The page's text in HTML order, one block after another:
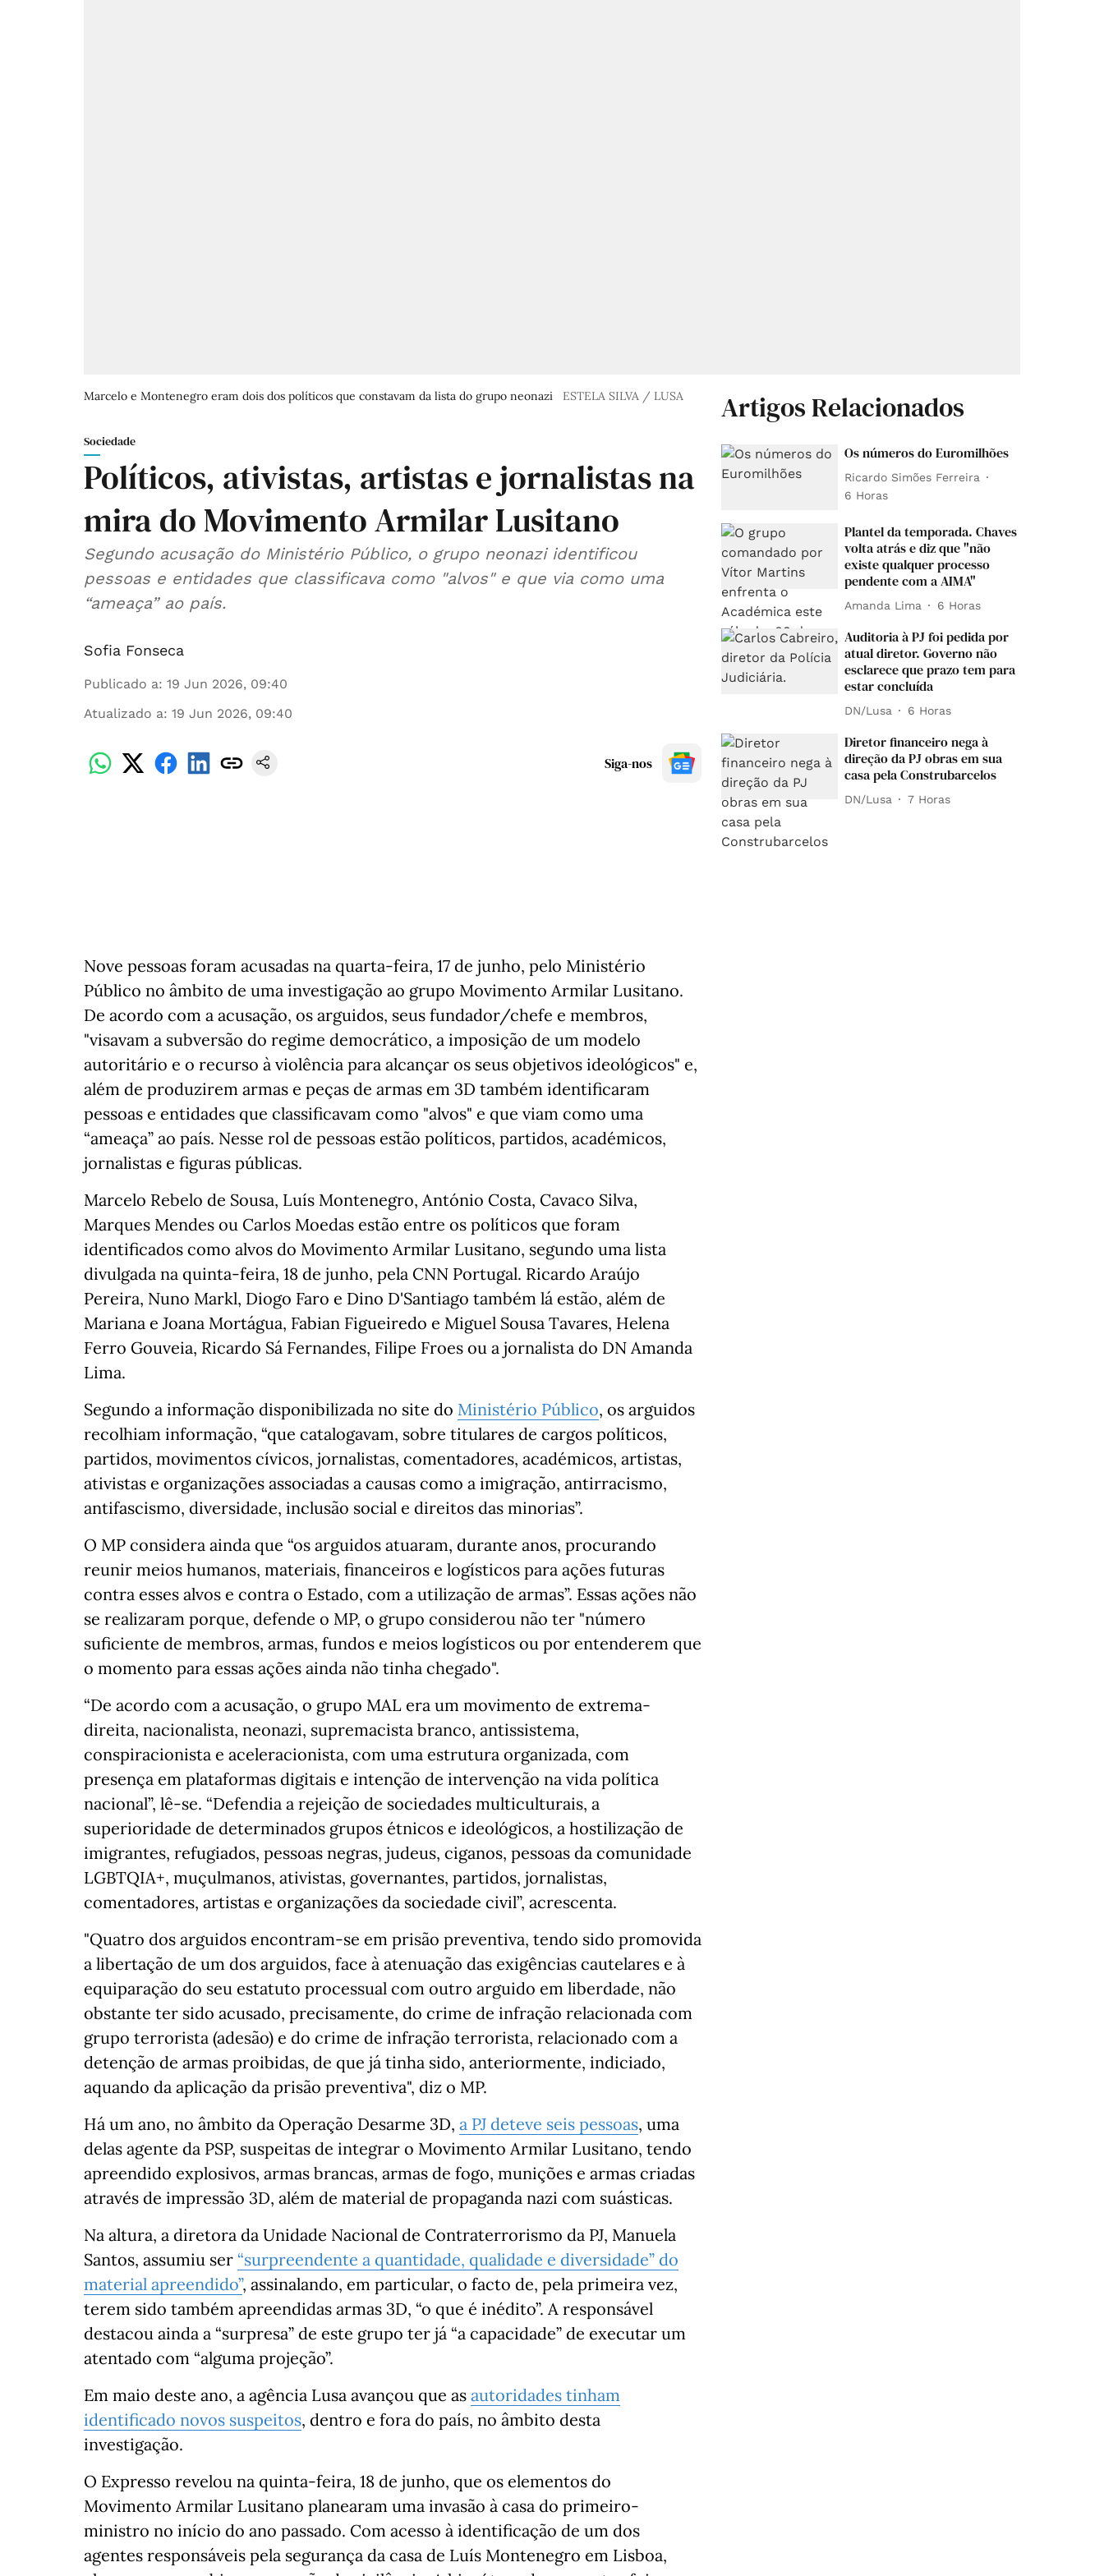
Marcelo e Montenegro eram dois dos políticos que constavam da lista do grupo neonazi ESTELA SILVA / LUSA
Sociedade
Políticos, ativistas, artistas e jornalistas na
mira do Movimento Armilar Lusitano
Segundo acusação do Ministério Público, o grupo neonazi identificou
pessoas e entidades que classificava como "alvos" e que via como uma
“ameaça” ao país.
Sofia Fonseca
Publicado a: 19 Jun 2026, 09:40
Atualizado a: 19 Jun 2026, 09:40
Siga-nos
Nove pessoas foram acusadas na quarta-feira, 17 de junho, pelo Ministério
Público no âmbito de uma investigação ao grupo Movimento Armilar Lusitano.
De acordo com a acusação, os arguidos, seus fundador/chefe e membros,
"visavam a subversão do regime democrático, a imposição de um modelo
autoritário e o recurso à violência para alcançar os seus objetivos ideológicos" e,
além de produzirem armas e peças de armas em 3D também identificaram
pessoas e entidades que classificavam como "alvos" e que viam como uma
“ameaça” ao país. Nesse rol de pessoas estão políticos, partidos, académicos,
jornalistas e figuras públicas.
Marcelo Rebelo de Sousa, Luís Montenegro, António Costa, Cavaco Silva,
Marques Mendes ou Carlos Moedas estão entre os políticos que foram
identificados como alvos do Movimento Armilar Lusitano, segundo uma lista
divulgada na quinta-feira, 18 de junho, pela CNN Portugal. Ricardo Araújo
Pereira, Nuno Markl, Diogo Faro e Dino D'Santiago também lá estão, além de
Mariana e Joana Mortágua, Fabian Figueiredo e Miguel Sousa Tavares, Helena
Ferro Gouveia, Ricardo Sá Fernandes, Filipe Froes ou a jornalista do DN Amanda
Lima.
Segundo a informação disponibilizada no site do Ministério Público, os arguidos
recolhiam informação, “que catalogavam, sobre titulares de cargos políticos,
partidos, movimentos cívicos, jornalistas, comentadores, académicos, artistas,
ativistas e organizações associadas a causas como a imigração, antirracismo,
antifascismo, diversidade, inclusão social e direitos das minorias”.
O MP considera ainda que “os arguidos atuaram, durante anos, procurando
reunir meios humanos, materiais, financeiros e logísticos para ações futuras
contra esses alvos e contra o Estado, com a utilização de armas”. Essas ações não
se realizaram porque, defende o MP, o grupo considerou não ter "número
suficiente de membros, armas, fundos e meios logísticos ou por entenderem que
o momento para essas ações ainda não tinha chegado".
“De acordo com a acusação, o grupo MAL era um movimento de extrema-
direita, nacionalista, neonazi, supremacista branco, antissistema,
conspiracionista e aceleracionista, com uma estrutura organizada, com
presença em plataformas digitais e intenção de intervenção na vida política
nacional”, lê-se. “Defendia a rejeição de sociedades multiculturais, a
superioridade de determinados grupos étnicos e ideológicos, a hostilização de
imigrantes, refugiados, pessoas negras, judeus, ciganos, pessoas da comunidade
LGBTQIA+, muçulmanos, ativistas, governantes, partidos, jornalistas,
comentadores, artistas e organizações da sociedade civil”, acrescenta.
"Quatro dos arguidos encontram-se em prisão preventiva, tendo sido promovida
a libertação de um dos arguidos, face à atenuação das exigências cautelares e à
equiparação do seu estatuto processual com outro arguido em liberdade, não
obstante ter sido acusado, precisamente, do crime de infração relacionada com
grupo terrorista (adesão) e do crime de infração terrorista, relacionado com a
detenção de armas proibidas, de que já tinha sido, anteriormente, indiciado,
aquando da aplicação da prisão preventiva", diz o MP.
Há um ano, no âmbito da Operação Desarme 3D, a PJ deteve seis pessoas, uma
delas agente da PSP, suspeitas de integrar o Movimento Armilar Lusitano, tendo
apreendido explosivos, armas brancas, armas de fogo, munições e armas criadas
através de impressão 3D, além de material de propaganda nazi com suásticas.
Na altura, a diretora da Unidade Nacional de Contraterrorismo da PJ, Manuela
Santos, assumiu ser “surpreendente a quantidade, qualidade e diversidade” do
material apreendido”, assinalando, em particular, o facto de, pela primeira vez,
terem sido também apreendidas armas 3D, “o que é inédito”. A responsável
destacou ainda a “surpresa” de este grupo ter já “a capacidade” de executar um
atentado com “alguma projeção”.
Em maio deste ano, a agência Lusa avançou que as autoridades tinham
identificado novos suspeitos, dentro e fora do país, no âmbito desta
investigação.
O Expresso revelou na quinta-feira, 18 de junho, que os elementos do
Movimento Armilar Lusitano planearam uma invasão à casa do primeiro-
ministro no início do ano passado. Com acesso à identificação de um dos
agentes responsáveis pela segurança da casa de Luís Montenegro em Lisboa,
Artigos Relacionados
Os números do Euromilhões
Ricardo Simões Ferreira
6 Horas
Plantel da temporada. Chaves
volta atrás e diz que "não
existe qualquer processo
pendente com a AIMA"
Amanda Lima 6 Horas
Auditoria à PJ foi pedida por
atual diretor. Governo não
esclarece que prazo tem para
estar concluída
DN/Lusa 6 Horas
Diretor financeiro nega à
direção da PJ obras em sua
casa pela Construbarcelos
DN/Lusa 7 Horas